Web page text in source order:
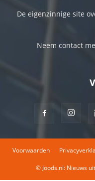
De eigenzinnige site
Neem contact
Voorwaarden
© Joods.nl: Nieuws